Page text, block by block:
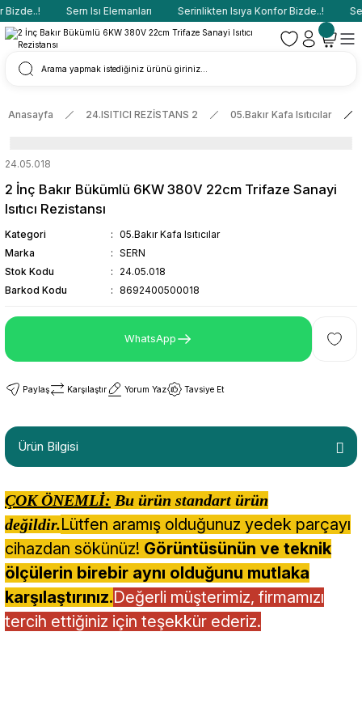
Sern Isı Elemanları Serinlikten Isıya Konfor Bizde..!
Anasayfa 24.ISITICI REZİSTANS 2 05.Bakır Kafa Isıtıcılar
24.05.018
2 İnç Bakır Bükümlü 6KW 380V 22cm Trifaze Sanayi
Isıtıcı Rezistansı
Kategori
05.Bakır Kafa Isıtıcılar
Marka
SERN
Stok Kodu
24.05.018
Barkod Kodu
8692400500018
WhatsApp
Paylaş Karşılaştır Yorum Yaz Tavsiye Et
Ürün Bilgisi
ÇOK ÖNEMLİ: Bu ürün standart ürün
değildir.Lütfen aramış olduğunuz yedek parçayı
cihazdan sökünüz! Görüntüsünün ve teknik
ölçülerin birebir aynı olduğunu mutlaka
karşılaştırınız.Değerli müşterimiz, firmamızı
tercih ettiğiniz için teşekkür ederiz.